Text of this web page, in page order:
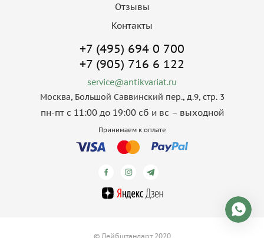
Отзывы
Контакты
+7 (495) 694 0 700
+7 (905) 716 6 122
service@antikvariat.ru
Москва, Большой Саввинский пер., д.9, стр. 3
пн-пт с 11:00 до 19:00 сб и вс – выходной
Принимаем к оплате
© Лейбштандарт 2020